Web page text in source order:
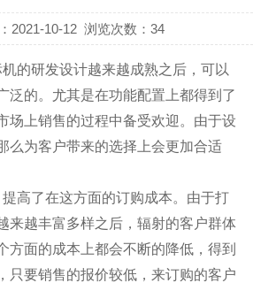
2021-10-12 浏览次数：34
机的研发设计越来越成熟之后，可以
泛的。尤其是在功能配置上都得到了
场上销售的过程中备受欢迎。由于设
么为客户带来的选择上会更加合适
高了在这方面的订购成本。由于打
来越丰富多样之后，辐射的客户群体
方面的成本上都会不断的降低，得到
只要销售的报价较低，来订购的客户